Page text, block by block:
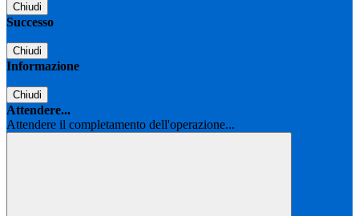
Chiudi
Successo
Chiudi
Informazione
Chiudi
Attendere...
Attendere il completamento dell'operazione...